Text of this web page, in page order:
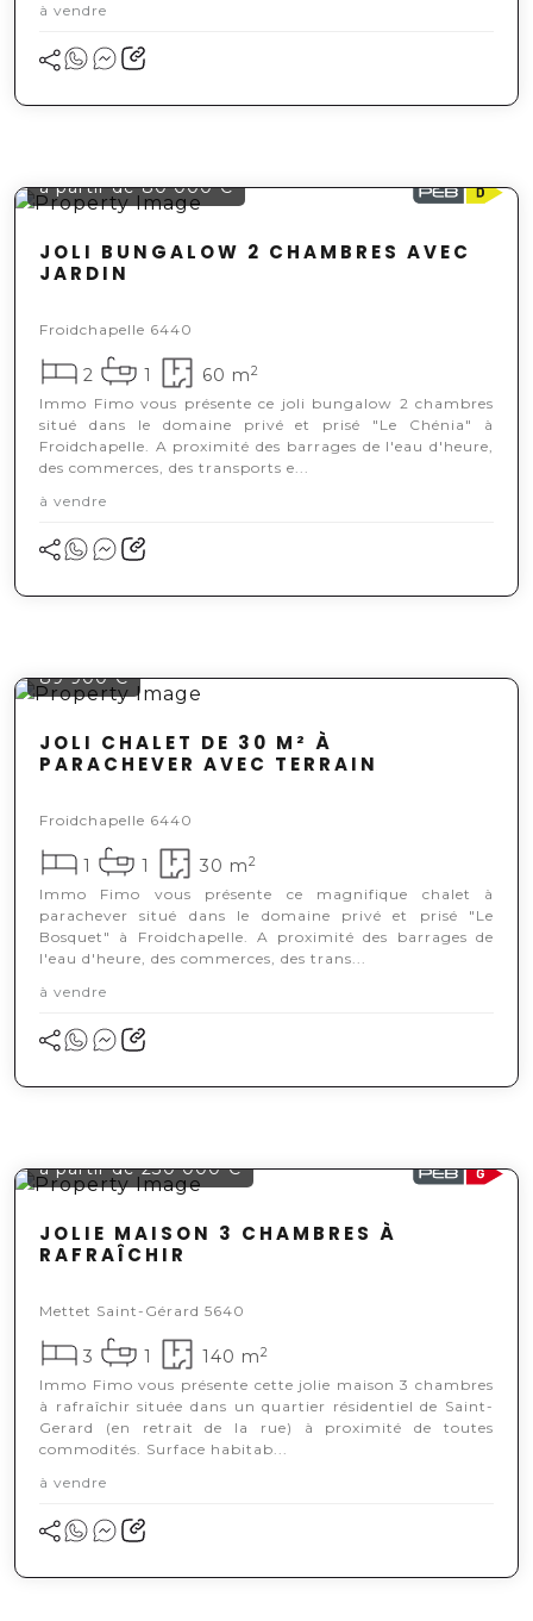
à vendre
à partir de 80 000 €
JOLI BUNGALOW 2 CHAMBRES AVEC
JARDIN
Froidchapelle 6440
2 1 60 m2
Immo Fimo vous présente ce joli bungalow 2 chambres
situé dans le domaine privé et prisé "Le Chénia" à
Froidchapelle. A proximité des barrages de l'eau d'heure,
des commerces, des transports e...
à vendre
89 900 €
JOLI CHALET DE 30 M² À
PARACHEVER AVEC TERRAIN
Froidchapelle 6440
1 1 30 m2
Immo Fimo vous présente ce magnifique chalet à
parachever situé dans le domaine privé et prisé "Le
Bosquet" à Froidchapelle. A proximité des barrages de
l'eau d'heure, des commerces, des trans...
à vendre
à partir de 230 000 €
JOLIE MAISON 3 CHAMBRES À
RAFRAÎCHIR
Mettet Saint-Gérard 5640
3 1 140 m2
Immo Fimo vous présente cette jolie maison 3 chambres
à rafraîchir située dans un quartier résidentiel de Saint-
Gerard (en retrait de la rue) à proximité de toutes
commodités. Surface habitab...
à vendre